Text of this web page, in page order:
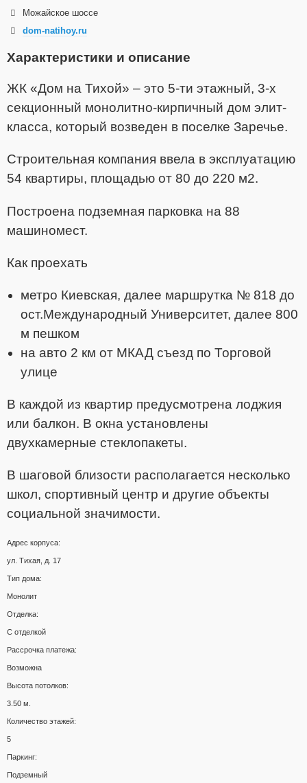
Можайское шоссе
dom-natihoy.ru
Характеристики и описание
ЖК «Дом на Тихой» – это 5-ти этажный, 3-х
секционный монолитно-кирпичный дом элит-
класса, который возведен в поселке Заречье.
Строительная компания ввела в эксплуатацию
54 квартиры, площадью от 80 до 220 м2.
Построена подземная парковка на 88
машиномест.
Как проехать
метро Киевская, далее маршрутка № 818 до
ост.Международный Университет, далее 800
м пешком
на авто 2 км от МКАД съезд по Торговой
улице
В каждой из квартир предусмотрена лоджия
или балкон. В окна установлены
двухкамерные стеклопакеты.
В шаговой близости располагается несколько
школ, спортивный центр и другие объекты
социальной значимости.
Адрес корпуса:
ул. Тихая, д. 17
Тип дома:
Монолит
Отделка:
С отделкой
Рассрочка платежа:
Возможна
Высота потолков:
3.50 м.
Количество этажей:
5
Паркинг:
Подземный